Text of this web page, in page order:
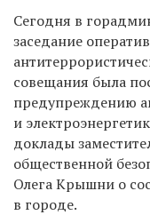
Сегодня в
заседание
совещания была
предупреждению
и
доклады
общественной
Олега Крышни о
в городе.